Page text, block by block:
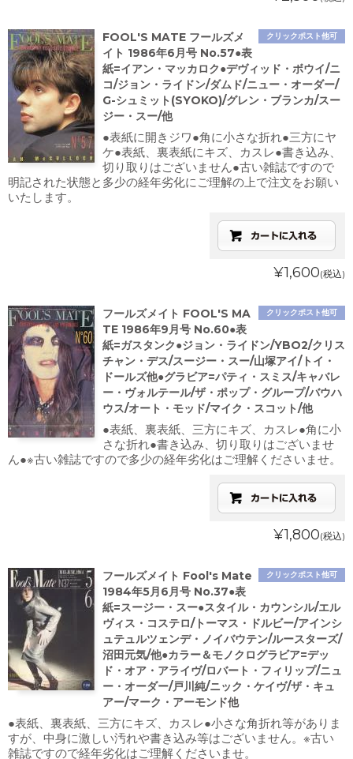
クリックポスト他可
FOOL'S MATE フールズメ
イト 1986年6月号 No.57●表
紙=イアン・マッカロク●デヴィッド・ボウイ/ニ
コ/ジョン・ライドン/ダムド/ニュー・オーダー/
G-シュミット(SYOKO)/グレン・ブランカ/スー
ジー・スー/他
●表紙に開きジワ●角に小さな折れ●三方にヤ
ケ●表紙、裏表紙にキズ、カスレ●書き込み、
切り取りはございません●古い雑誌ですので
明記された状態と多少の経年劣化にご理解の上で注文をお願い
いたします。
¥1,600(税込)
クリックポスト他可
フールズメイト FOOL'S MA
TE 1986年9月号 No.60●表
紙=ガスタンク●ジョン・ライドン/YBO2/クリス
チャン・デス/スージー・スー/山塚アイ/トイ・
ドールズ他●グラビア=パティ・スミス/キャバレ
ー・ヴォルテール/ザ・ポップ・グループ/バウハ
ウス/オート・モッド/マイク・スコット/他
●表紙、裏表紙、三方にキズ、カスレ●角に小
さな折れ●書き込み、切り取りはございませ
ん●※古い雑誌ですので多少の経年劣化はご理解くださいませ。
¥1,800(税込)
クリックポスト他可
フールズメイト Fool's Mate
1984年5月6月号 No.37●表
紙=スージー・スー●スタイル・カウンシル/エル
ヴィス・コステロ/トーマス・ドルビー/アインシ
ュテュルツェンデ・ノイバウテン/ルースターズ/
沼田元気/他●カラー＆モノクログラビア=デッ
ド・オア・アライヴ/ロバート・フィリップ/ニュ
ー・オーダー/戸川純/ニック・ケイヴ/ザ・キュ
アー/マーク・アーモンド他
●表紙、裏表紙、三方にキズ、カスレ●小さな角折れ等がありま
すが、中身に激しい汚れや書き込み等はございません。※古い
雑誌ですので経年劣化はご理解くださいませ。